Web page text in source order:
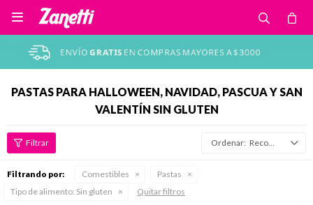

PASTAS PARA HALLOWEEN, NAVIDAD, PASCUA Y SAN
VALENTÍN SIN GLUTEN
Recomendados
Filtrando por: Comestibles
Pastas
Tipo de alimento: Sin gluten Quitar filtros